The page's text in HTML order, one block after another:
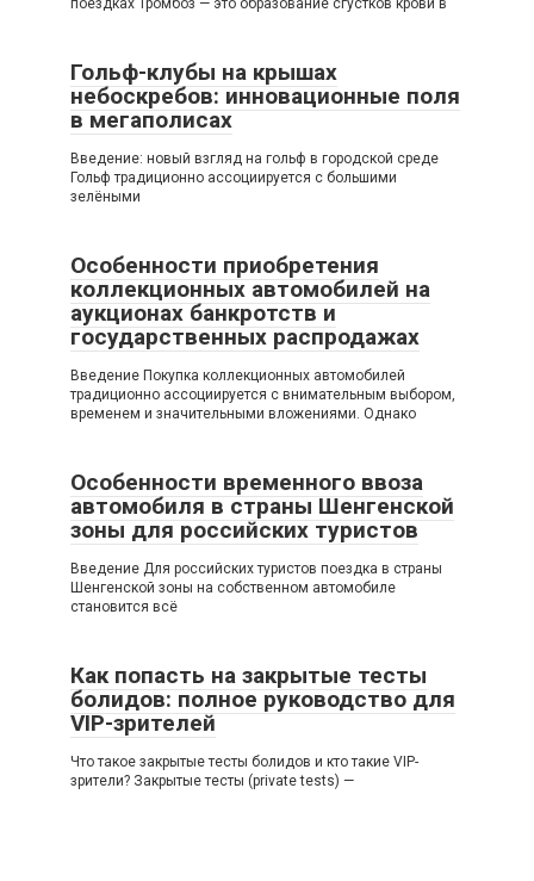
поездках Тромбоз — это образование сгустков крови в
Гольф-клубы на крышах
небоскребов: инновационные поля
в мегаполисах
Введение: новый взгляд на гольф в городской среде
Гольф традиционно ассоциируется с большими
зелёными
Особенности приобретения
коллекционных автомобилей на
аукционах банкротств и
государственных распродажах
Введение Покупка коллекционных автомобилей
традиционно ассоциируется с внимательным выбором,
временем и значительными вложениями. Однако
Особенности временного ввоза
автомобиля в страны Шенгенской
зоны для российских туристов
Введение Для российских туристов поездка в страны
Шенгенской зоны на собственном автомобиле
становится всё
Как попасть на закрытые тесты
болидов: полное руководство для
VIP-зрителей
Что такое закрытые тесты болидов и кто такие VIP-
зрители? Закрытые тесты (private tests) —